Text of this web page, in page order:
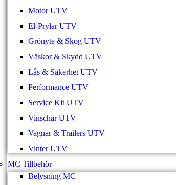
Motor UTV
El-Prylar UTV
Grönyte & Skog UTV
Väskor & Skydd UTV
Lås & Säkerhet UTV
Performance UTV
Service Kit UTV
Vinschar UTV
Vagnar & Trailers UTV
Vinter UTV
MC Tillbehör
Belysning MC